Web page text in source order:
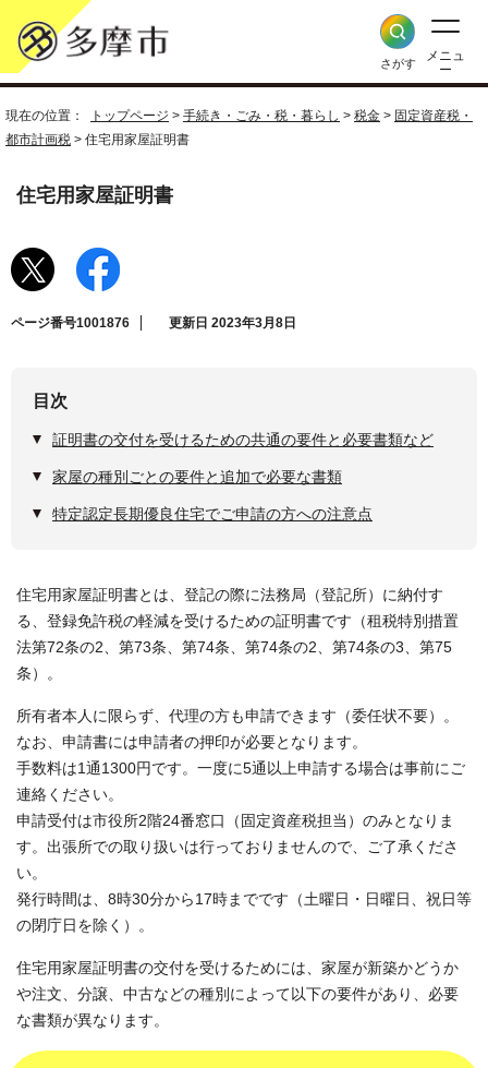
さがす
メニュ
ー
現在の位置： トップページ > 手続き・ごみ・税・暮らし > 税金 > 固定資産税・
都市計画税 > 住宅用家屋証明書
住宅用家屋証明書
ページ番号1001876 更新日 2023年3月8日
目次
証明書の交付を受けるための共通の要件と必要書類など
家屋の種別ごとの要件と追加で必要な書類
特定認定長期優良住宅でご申請の方への注意点
住宅用家屋証明書とは、登記の際に法務局（登記所）に納付す
る、登録免許税の軽減を受けるための証明書です（租税特別措置
法第72条の2、第73条、第74条、第74条の2、第74条の3、第75
条）。
所有者本人に限らず、代理の方も申請できます（委任状不要）。
なお、申請書には申請者の押印が必要となります。
手数料は1通1300円です。一度に5通以上申請する場合は事前にご
連絡ください。
申請受付は市役所2階24番窓口（固定資産税担当）のみとなりま
す。出張所での取り扱いは行っておりませんので、ご了承くださ
い。
発行時間は、8時30分から17時までです（土曜日・日曜日、祝日等
の閉庁日を除く）。
住宅用家屋証明書の交付を受けるためには、家屋が新築かどうか
や注文、分譲、中古などの種別によって以下の要件があり、必要
な書類が異なります。